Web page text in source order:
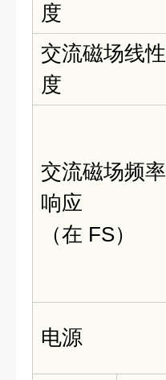
度
交流磁场线性
度
交流磁场频率
响应
（在 FS）
电源